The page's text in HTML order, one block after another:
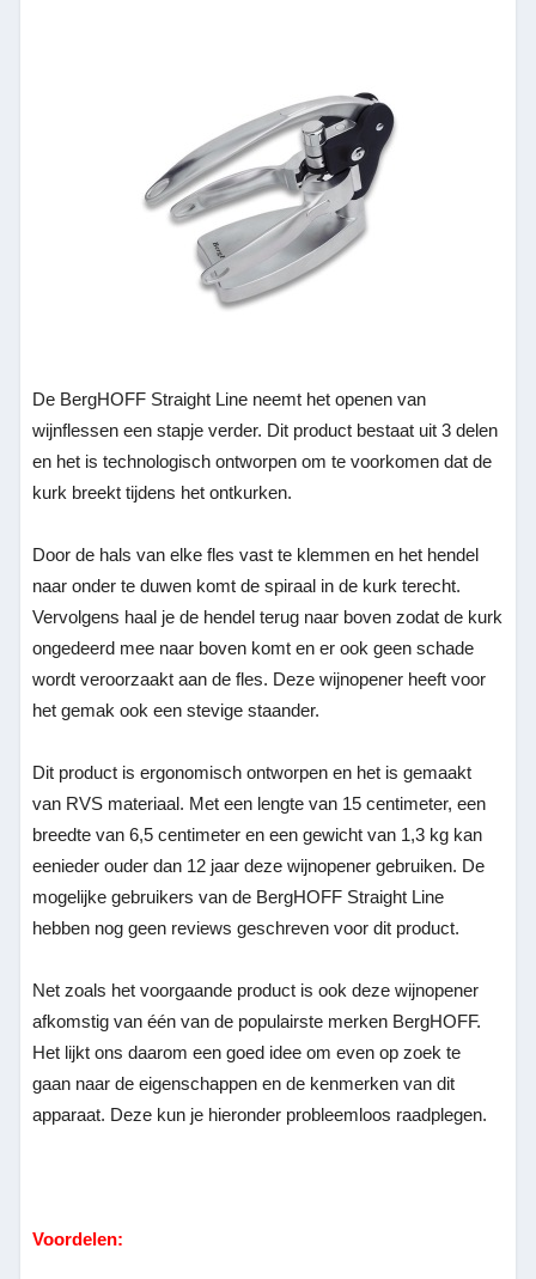
De BergHOFF Straight Line neemt het openen van
wijnflessen een stapje verder. Dit product bestaat uit 3 delen
en het is technologisch ontworpen om te voorkomen dat de
kurk breekt tijdens het ontkurken.
Door de hals van elke fles vast te klemmen en het hendel
naar onder te duwen komt de spiraal in de kurk terecht.
Vervolgens haal je de hendel terug naar boven zodat de kurk
ongedeerd mee naar boven komt en er ook geen schade
wordt veroorzaakt aan de fles. Deze wijnopener heeft voor
het gemak ook een stevige staander.
Dit product is ergonomisch ontworpen en het is gemaakt
van RVS materiaal. Met een lengte van 15 centimeter, een
breedte van 6,5 centimeter en een gewicht van 1,3 kg kan
eenieder ouder dan 12 jaar deze wijnopener gebruiken. De
mogelijke gebruikers van de BergHOFF Straight Line
hebben nog geen reviews geschreven voor dit product.
Net zoals het voorgaande product is ook deze wijnopener
afkomstig van één van de populairste merken BergHOFF.
Het lijkt ons daarom een goed idee om even op zoek te
gaan naar de eigenschappen en de kenmerken van dit
apparaat. Deze kun je hieronder probleemloos raadplegen.
Voordelen: